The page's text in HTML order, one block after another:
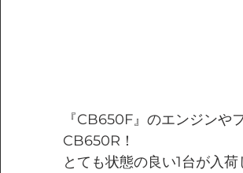
『CB650F』のエンジンや
CB650R！
とても状態の良い1台が入荷